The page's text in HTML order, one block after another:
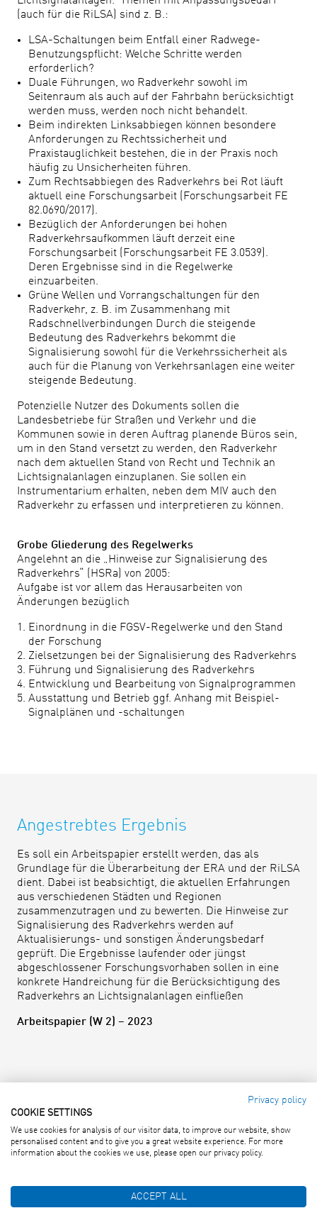
(auch für die RiLSA) sind z. B.:
LSA-Schaltungen beim Entfall einer Radwege-
Benutzungspflicht: Welche Schritte werden
erforderlich?
Duale Führungen, wo Radverkehr sowohl im
Seitenraum als auch auf der Fahrbahn berücksichtigt
werden muss, werden noch nicht behandelt.
Beim indirekten Linksabbiegen können besondere
Anforderungen zu Rechtssicherheit und
Praxistauglichkeit bestehen, die in der Praxis noch
häufig zu Unsicherheiten führen.
Zum Rechtsabbiegen des Radverkehrs bei Rot läuft
aktuell eine Forschungsarbeit (Forschungsarbeit FE
82.0690/2017).
Bezüglich der Anforderungen bei hohen
Radverkehrsaufkommen läuft derzeit eine
Forschungsarbeit (Forschungsarbeit FE 3.0539).
Deren Ergebnisse sind in die Regelwerke
einzuarbeiten.
Grüne Wellen und Vorrangschaltungen für den
Radverkehr, z. B. im Zusammenhang mit
Radschnellverbindungen Durch die steigende
Bedeutung des Radverkehrs bekommt die
Signalisierung sowohl für die Verkehrssicherheit als
auch für die Planung von Verkehrsanlagen eine weiter
steigende Bedeutung.
Potenzielle Nutzer des Dokuments sollen die
Landesbetriebe für Straßen und Verkehr und die
Kommunen sowie in deren Auftrag planende Büros sein,
um in den Stand versetzt zu werden, den Radverkehr
nach dem aktuellen Stand von Recht und Technik an
Lichtsignalanlagen einzuplanen. Sie sollen ein
Instrumentarium erhalten, neben dem MIV auch den
Radverkehr zu erfassen und interpretieren zu können.
Grobe Gliederung des Regelwerks
Angelehnt an die „Hinweise zur Signalisierung des
Radverkehrs“ (HSRa) von 2005:
Aufgabe ist vor allem das Herausarbeiten von
Änderungen bezüglich
Einordnung in die FGSV-Regelwerke und den Stand
der Forschung
Zielsetzungen bei der Signalisierung des Radverkehrs
Führung und Signalisierung des Radverkehrs
Entwicklung und Bearbeitung von Signalprogrammen
Ausstattung und Betrieb ggf. Anhang mit Beispiel-
Signalplänen und -schaltungen
Angestrebtes Ergebnis
Es soll ein Arbeitspapier erstellt werden, das als
Grundlage für die Überarbeitung der ERA und der RiLSA
dient. Dabei ist beabsichtigt, die aktuellen Erfahrungen
aus verschiedenen Städten und Regionen
zusammenzutragen und zu bewerten. Die Hinweise zur
Signalisierung des Radverkehrs werden auf
Aktualisierungs- und sonstigen Änderungsbedarf
geprüft. Die Ergebnisse laufender oder jüngst
abgeschlossener Forschungsvorhaben sollen in eine
konkrete Handreichung für die Berücksichtigung des
Radverkehrs an Lichtsignalanlagen einfließen
Arbeitspapier (W 2) – 2023
Forschungsgesellschaft für
Straßen- und Verkehrswesen e. V.
An Lyskirchen 14 · 50676 Köln
Privacy policy
COOKIE SETTINGS
We use cookies for analysis of our visitor data, to improve our website, show
personalised content and to give you a great website experience. For more
information about the cookies we use, please open our privacy policy.
ACCEPT ALL